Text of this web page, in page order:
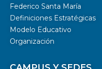
Federico Santa María
Definiciones Estratégicas
Modelo Educativo
Organización